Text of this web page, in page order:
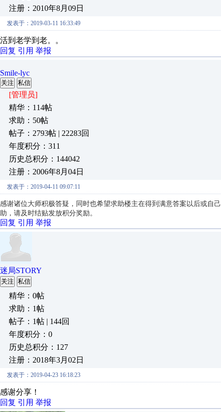
注册：2010年8月09日
发表于：2019-03-11 16:33:49
活到老学到老。。
回复 引用 举报
Smile-lyc
关注 私信
[管理员]
精华：114帖
求助：50帖
帖子：2793帖 | 22283回
年度积分：311
历史总积分：144042
注册：2006年8月04日
发表于：2019-04-11 09:07:11
感谢诸位大师积极答疑，同时也希望求助楼主在得到满意答案以后或自
助，请及时结贴发放积分奖励。
回复 引用 举报
迷局STORY
关注 私信
精华：0帖
求助：1帖
帖子：1帖 | 144回
年度积分：0
历史总积分：127
注册：2018年3月02日
发表于：2019-04-23 16:18:23
感谢分享！
回复 引用 举报